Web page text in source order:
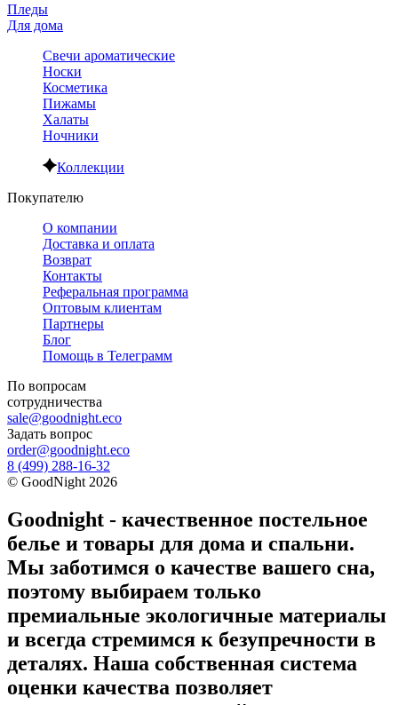
Пледы
Для дома
Свечи ароматические
Носки
Косметика
Пижамы
Халаты
Ночники
Коллекции
Покупателю
О компании
Доставка и оплата
Возврат
Контакты
Реферальная программа
Оптовым клиентам
Партнеры
Блог
Помощь в Телеграмм
По вопросам
сотрудничества
sale@goodnight.eco
Задать вопрос
order@goodnight.eco
8 (499) 288-16-32
© GoodNight 2026
Goodnight - качественное постельное
белье и товары для дома и спальни.
Мы заботимся о качестве вашего сна,
поэтому выбираем только
премиальные экологичные материалы
и всегда стремимся к безупречности в
деталях. Наша собственная система
оценки качества позволяет